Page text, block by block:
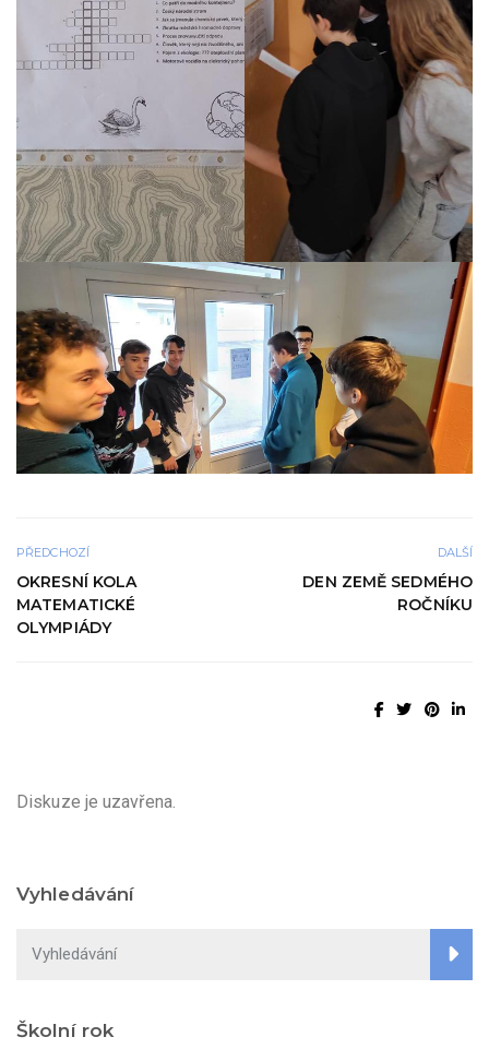
PŘEDCHOZÍ
OKRESNÍ KOLA
MATEMATICKÉ
OLYMPIÁDY
DALŠÍ
DEN ZEMĚ SEDMÉHO
ROČNÍKU
Diskuze je uzavřena.
Vyhledávání
Školní rok